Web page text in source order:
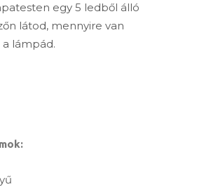
egy 5 ledből álló
látod, mennyire van
lámpád.